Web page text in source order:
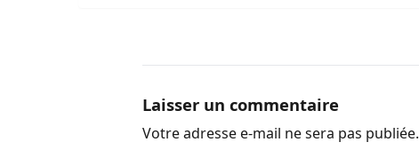
Laisser un commentaire
Votre adresse e-mail ne sera pas publiée.